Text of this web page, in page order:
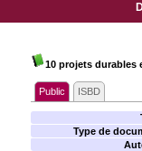
10 projets durables
Public ISBD
Type de